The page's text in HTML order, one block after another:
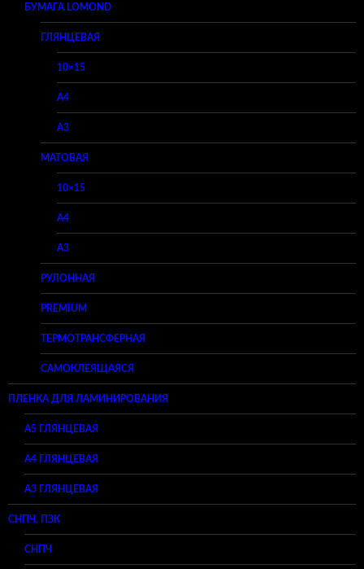
БУМАГА LOMOND
ГЛЯНЦЕВАЯ
10×15
A4
A3
МАТОВАЯ
10×15
A4
A3
РУЛОННАЯ
PREMIUM
ТЕРМОТРАНСФЕРНАЯ
САМОКЛЕЯЩАЯСЯ
ПЛЕНКА ДЛЯ ЛАМИНИРОВАНИЯ
A5 ГЛЯНЦЕВАЯ
А4 ГЛЯНЦЕВАЯ
A3 ГЛЯНЦЕВАЯ
СНПЧ, ПЗК
СНПЧ